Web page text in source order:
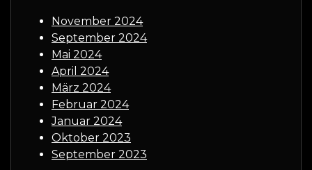
November 2024
September 2024
Mai 2024
April 2024
März 2024
Februar 2024
Januar 2024
Oktober 2023
September 2023